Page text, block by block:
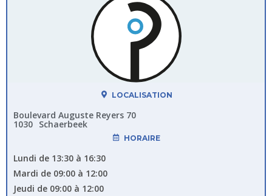
LOCALISATION
Boulevard Auguste Reyers 70
1030 Schaerbeek
HORAIRE
Lundi de 13:30 à 16:30
Mardi de 09:00 à 12:00
Jeudi de 09:00 à 12:00